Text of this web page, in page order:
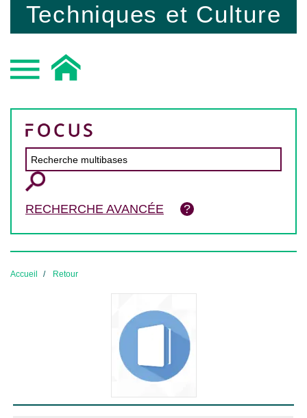
Techniques et Culture
RECHERCHE AVANCÉE
Accueil Retour